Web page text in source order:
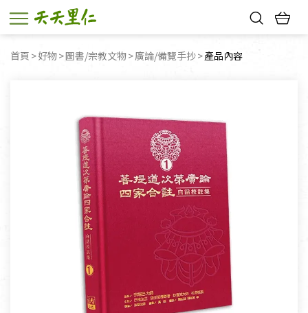
首頁 好物 圖書/宗教文物 廣論/備覽手抄 目前頁面：
產品內容